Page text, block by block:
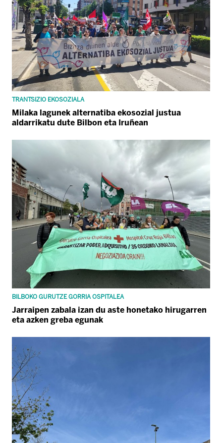
TRANTSIZIO EKOSOZIALA
Milaka lagunek alternatiba ekosozial justua
aldarrikatu dute Bilbon eta Iruñean
BILBOKO GURUTZE GORRIA OSPITALEA
Jarraipen zabala izan du aste honetako hirugarren
eta azken greba egunak